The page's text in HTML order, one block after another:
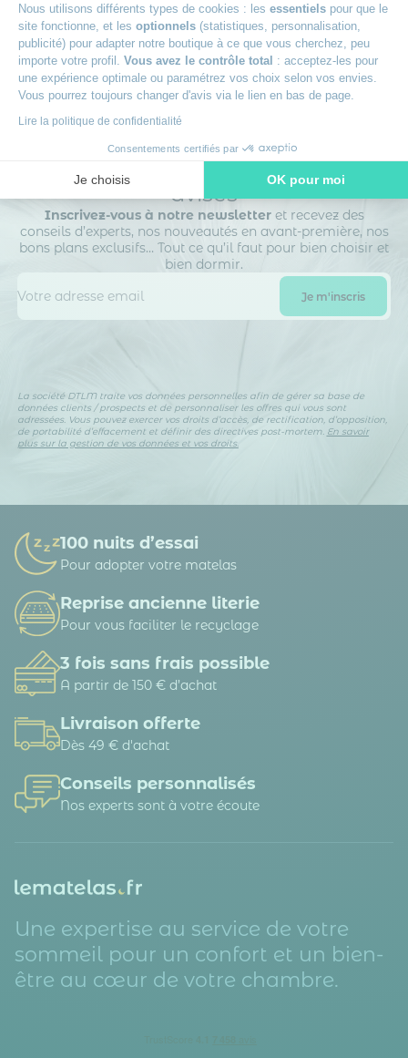
Nous utilisons différents types de cookies : les essentiels pour que le
site fonctionne, et les optionnels (statistiques, personnalisation,
publicité) pour adapter notre boutique à ce que vous cherchez, peu
importe votre profil. Vous avez le contrôle total : acceptez-les pour
une expérience optimale ou paramétrez vos choix selon vos envies.
Vous pourrez toujours changer d'avis via le lien en bas de page.
Lire la politique de confidentialité
Consentements certifiés par
Je choisis OK pour moi
Axeptio consent
Plateforme de Gestion du Consentement : Personnalisez vos
Notre plateforme vous permet d'adapter et de gérer vos
Rejoignez le club des dormeurs
avisés
Inscrivez-vous à notre newsletteret recevez des
conseils d’experts, nos nouveautés en avant-première, nos
bons plans exclusifs… Tout ce qu’il faut pour bien choisir et
bien dormir.
La société DTLM traite vos données personnelles afin de gérer sa base de
données clients / prospects et de personnaliser les offres qui vous sont
adressées. Vous pouvez exercer vos droits d’accès, de rectification, d’opposition,
de portabilité d’effacement et définir des directives post-mortem. En savoir
plus sur la gestion de vos données et vos droits.
100 nuits d’essai
Pour adopter votre matelas
Reprise ancienne literie
Pour vous faciliter le recyclage
3 fois sans frais possible
A partir de 150 € d’achat
Livraison offerte
Dès 49 € d'achat
Conseils personnalisés
Nos experts sont à votre écoute
Une expertise au service de votre
sommeil pour un confort et un bien-
être au cœur de votre chambre.